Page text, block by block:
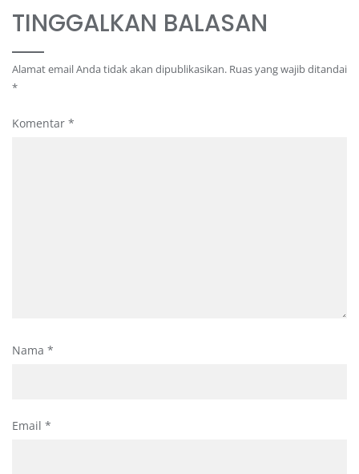
TINGGALKAN BALASAN
Alamat email Anda tidak akan dipublikasikan. Ruas yang wajib ditandai
*
Komentar *
Nama *
Email *